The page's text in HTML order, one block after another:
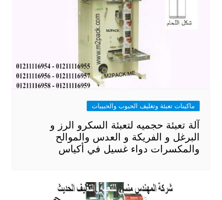
ماكينات تعبئة وتغليف الحبوب والحبيبات
آلة تعبئة حجميه لتعبئة السكرو الرز و
البرغل و الفريكة و العدس والموالح
والمكسرات دواء غسيل في أكياس